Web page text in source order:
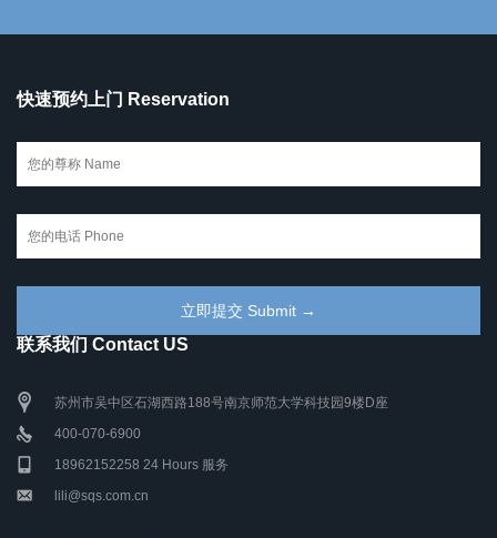
快速预约上门 Reservation
联系我们 Contact US
苏州市吴中区石湖西路188号南京师范大学科技园9楼D座
400-070-6900
18962152258 24 Hours 服务
lili@sqs.com.cn